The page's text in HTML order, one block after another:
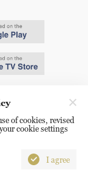
of cookies, revised
cookie settings
I agree